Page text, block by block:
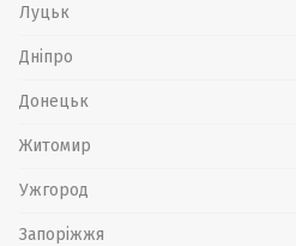
Луцьк
Дніпро
Донецьк
Житомир
Ужгород
Запоріжжя